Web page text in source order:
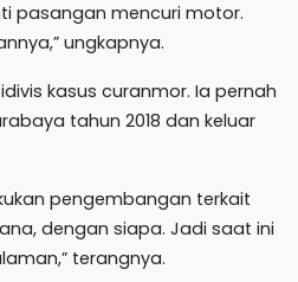
pasangan mencuri motor.
ungkapnya.
kasus curanmor. Ia pernah
tahun 2018 dan keluar
pengembangan terkait
dengan siapa. Jadi saat ini
terangnya.